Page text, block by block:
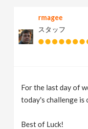
rmagee
スタッフ
For the last day of
today's challenge is
Best of Luck!